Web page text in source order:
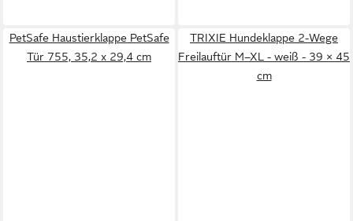
PetSafe Haustierklappe PetSafe
Tür 755, 35,2 x 29,4 cm
TRIXIE Hundeklappe 2-Wege
Freilauftür M–XL - weiß - 39 × 45
cm